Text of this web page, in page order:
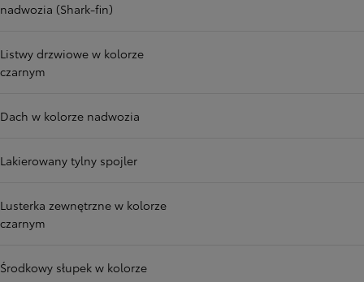
nadwozia (Shark-fin)
Listwy drzwiowe w kolorze
czarnym
Dach w kolorze nadwozia
Lakierowany tylny spojler
Lusterka zewnętrzne w kolorze
czarnym
Środkowy słupek w kolorze